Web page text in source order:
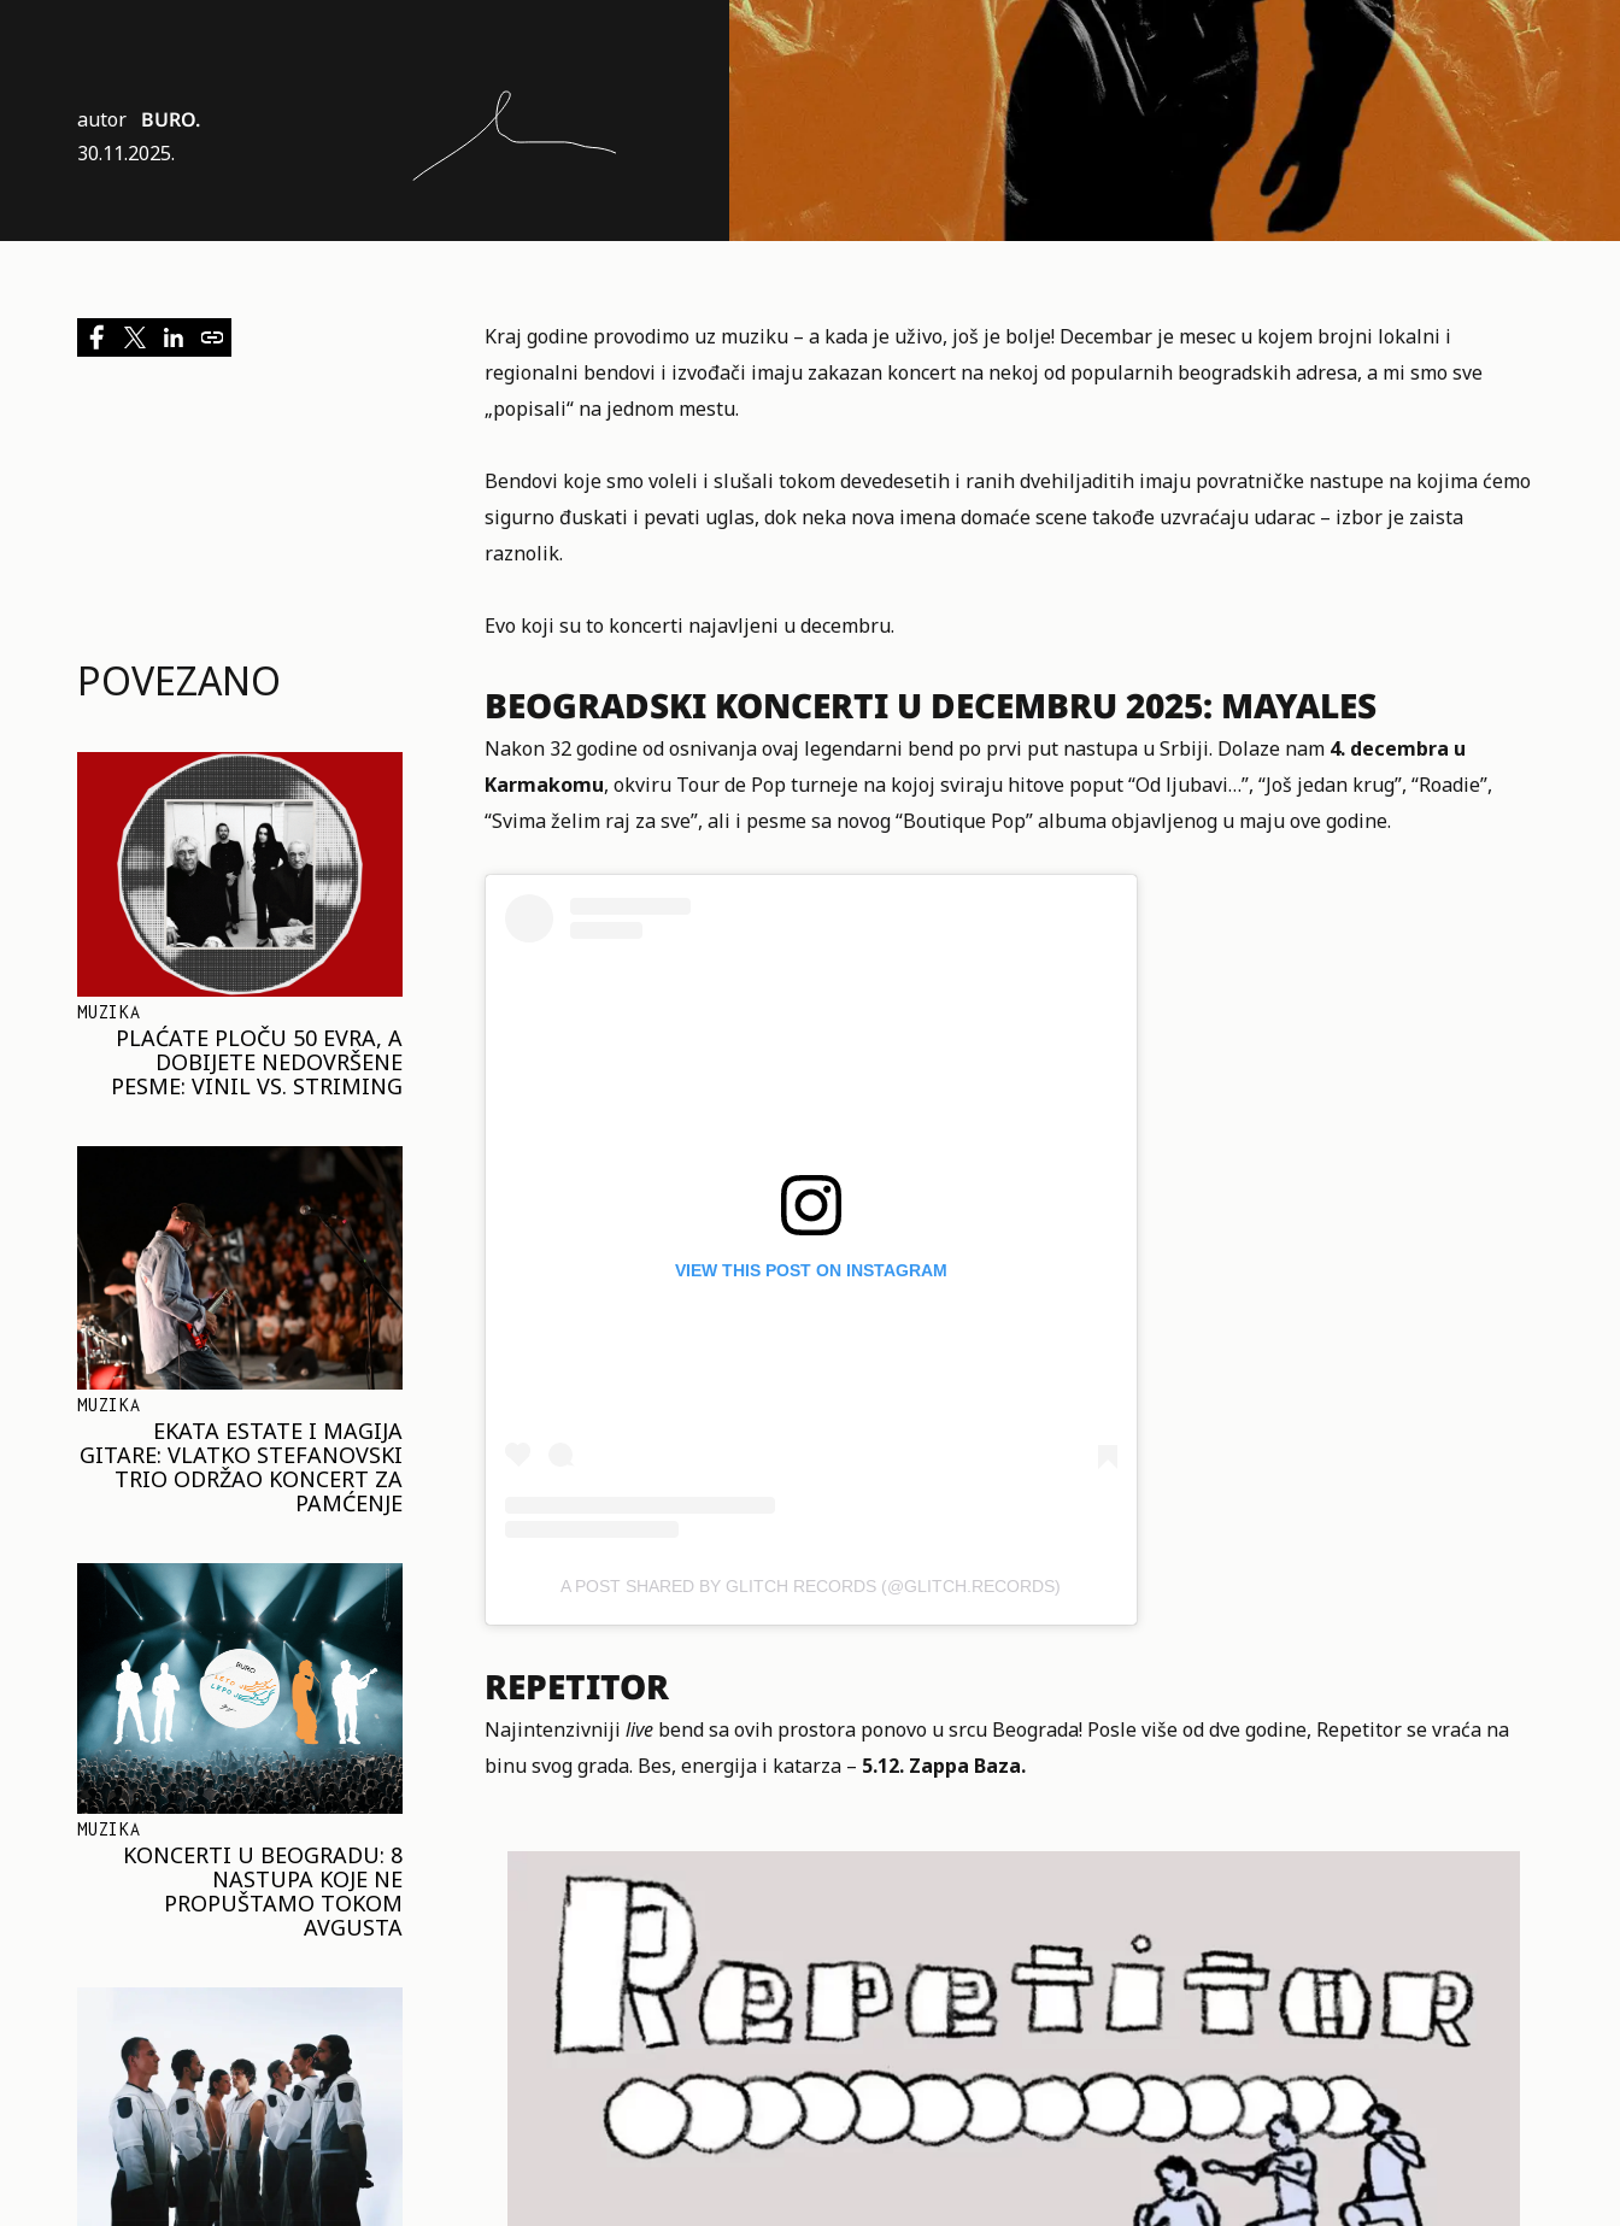
autor BURO.
30.11.2025.
POVEZANO
MUZIKA
PLAĆATE PLOČU 50 EVRA, A
DOBIJETE NEDOVRŠENE
PESME: VINIL VS. STRIMING
MUZIKA
EKATA ESTATE I MAGIJA
GITARE: VLATKO STEFANOVSKI
TRIO ODRŽAO KONCERT ZA
PAMĆENJE
MUZIKA
KONCERTI U BEOGRADU: 8
NASTUPA KOJE NE
PROPUŠTAMO TOKOM
AVGUSTA
Kraj godine provodimo uz muziku – a kada je uživo, još je bolje! Decembar je mesec u kojem brojni lokalni i
regionalni bendovi i izvođači imaju zakazan koncert na nekoj od popularnih beogradskih adresa, a mi smo sve
„popisali“ na jednom mestu.
Bendovi koje smo voleli i slušali tokom devedesetih i ranih dvehiljaditih imaju povratničke nastupe na kojima ćemo
sigurno đuskati i pevati uglas, dok neka nova imena domaće scene takođe uzvraćaju udarac – izbor je zaista
raznolik.
Evo koji su to koncerti najavljeni u decembru.
BEOGRADSKI KONCERTI U DECEMBRU 2025: MAYALES
Nakon 32 godine od osnivanja ovaj legendarni bend po prvi put nastupa u Srbiji. Dolaze nam 4. decembra u
Karmakomu, okviru Tour de Pop turneje na kojoj sviraju hitove poput “Od ljubavi…”, “Još jedan krug”, “Roadie”,
“Svima želim raj za sve”, ali i pesme sa novog “Boutique Pop” albuma objavljenog u maju ove godine.
VIEW THIS POST ON INSTAGRAM
A POST SHARED BY GLITCH RECORDS (@GLITCH.RECORDS)
REPETITOR
Najintenzivniji livebend sa ovih prostora ponovo u srcu Beograda! Posle više od dve godine, Repetitor se vraća na
binu svog grada. Bes, energija i katarza – 5.12. Zappa Baza.